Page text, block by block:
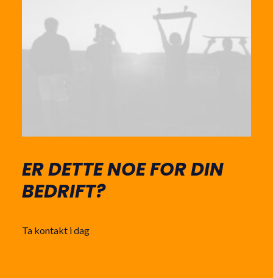
ER DETTE NOE FOR DIN
BEDRIFT?
Ta kontakt i dag